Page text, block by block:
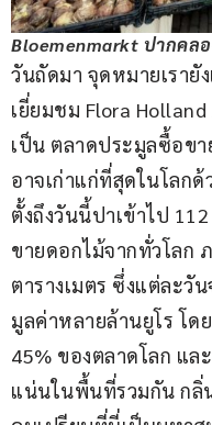
Bloemenmarkt ปากคล
วันถัดมา จุดหมายเรายั
เยี่ยมชม Flora Holland
เป็น ตลาดประมูลซื้อข
อาจเก่าแก่ที่สุดในโลก
ตั้งถึงวันนี้ปาเข้าไป
ขายดอกไม้จากทั่วโลก
ตารางเมตร ซึ่งแต่ละวั
มูลค่าหลายล้านยูโร โ
45% ของตลาดโลก แ
แน่นในพื้นที่รวมกัน กลิ่